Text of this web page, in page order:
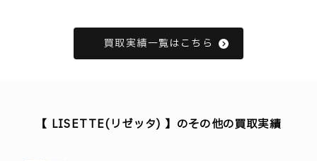
買取実績一覧はこちら
【 LISETTE(リゼッタ) 】のその他の買取実績